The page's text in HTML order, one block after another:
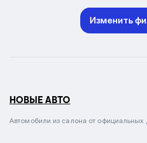
Изменить
НОВЫЕ АВТО
Автомобили из салона от официальных